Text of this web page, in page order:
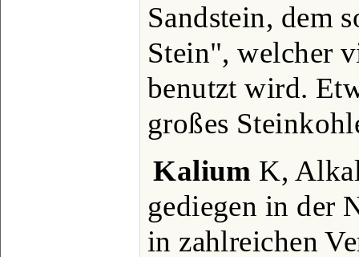
Sandstein, dem
Stein", welcher
benutzt wird.
großes
Kalium K,
gediegen in der
in zahlreichen